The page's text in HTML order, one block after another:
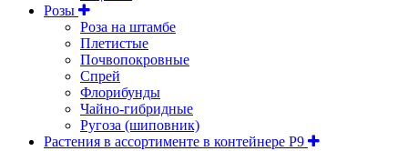
Розы
Роза на штамбе
Плетистые
Почвопокровные
Спрей
Флорибунды
Чайно-гибридные
Ругоза (шиповник)
Растения в ассортименте в контейнере P9